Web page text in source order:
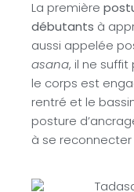
La première
débutants à
aussi appelée
asana, il ne suffit
le corps est
rentré et le
posture
à se reconnecter